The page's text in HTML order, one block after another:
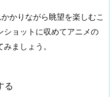
かりながら眺望を楽しむこ
ショットに収めてアニメの
ましょう。
る